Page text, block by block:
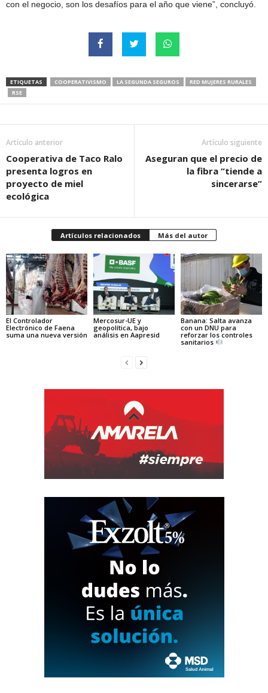
con el negocio, son los desafíos para el año que viene”, concluyó.
ETIQUETAS COOPERATIVISMO LA SEGUNDA SEGUROS
RED MUJERES RURALES
RSE
Artículo anterior
Cooperativa de Taco Ralo
presenta logros en
proyecto de miel
ecológica
Artículo siguiente
Aseguran que el precio de
la fibra “tiende a
sincerarse”
Artículos relacionados Más del autor
El Controlador
Electrónico de Faena
suma una nueva versión
Mercosur-UE y
geopolítica, bajo
análisis en Aapresid
Banana: Salta avanza
con un DNU para
reforzar los controles
sanitarios